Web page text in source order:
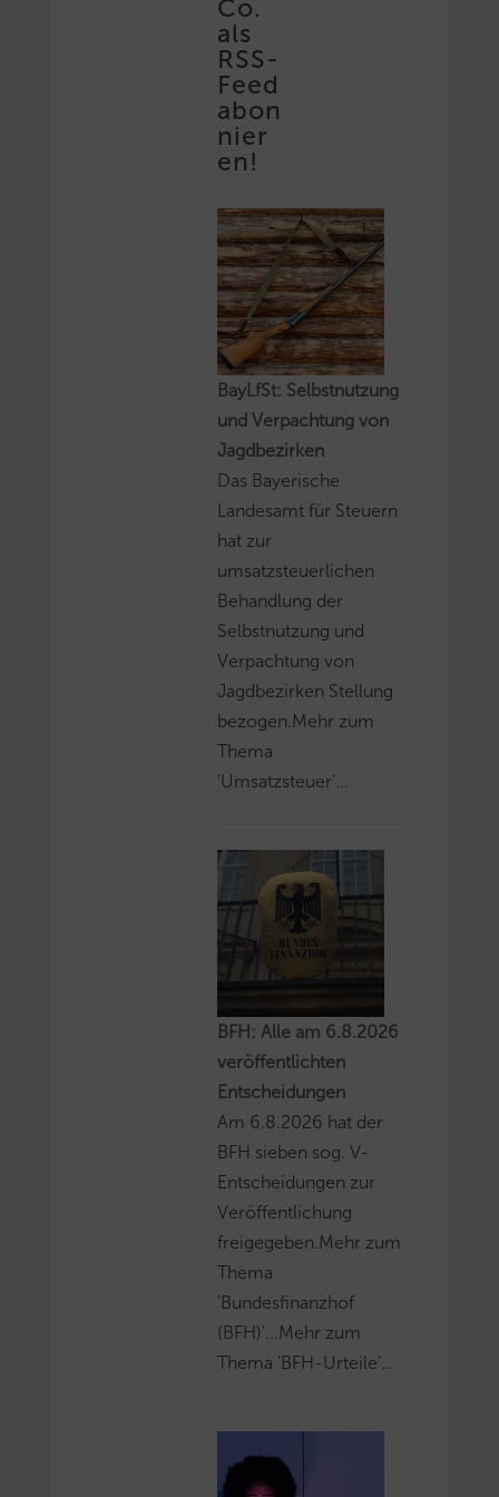
Co.
als
RSS-
Feed
abon
nier
en!
BayLfSt: Selbstnutzung
und Verpachtung von
Jagdbezirken
Das Bayerische
Landesamt für Steuern
hat zur
umsatzsteuerlichen
Behandlung der
Selbstnutzung und
Verpachtung von
Jagdbezirken Stellung
bezogen.Mehr zum
Thema
'Umsatzsteuer'...
BFH: Alle am 6.8.2026
veröffentlichten
Entscheidungen
Am 6.8.2026 hat der
BFH sieben sog. V-
Entscheidungen zur
Veröffentlichung
freigegeben.Mehr zum
Thema
'Bundesfinanzhof
(BFH)'...Mehr zum
Thema 'BFH-Urteile'...